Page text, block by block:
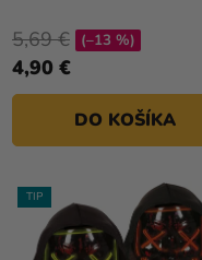
4,90 €
5,69 € (–13 %)
DO KOŠÍKA
TIP